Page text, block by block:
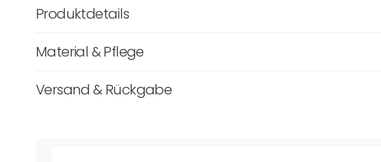
Produktdetails
Material & Pflege
Versand & Rückgabe